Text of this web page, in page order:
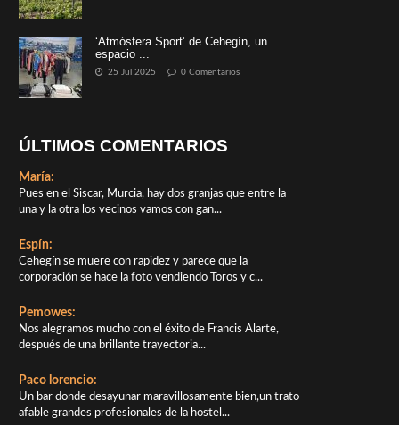
‘Atmósfera Sport’ de Cehegín, un
espacio ...
25 Jul 2025 0 Comentarios
ÚLTIMOS COMENTARIOS
María:
Pues en el Siscar, Murcia, hay dos granjas que entre la
una y la otra los vecinos vamos con gan...
Espín:
Cehegín se muere con rapidez y parece que la
corporación se hace la foto vendiendo Toros y c...
Pemowes:
Nos alegramos mucho con el éxito de Francis Alarte,
después de una brillante trayectoria...
Paco lorencio:
Un bar donde desayunar maravillosamente bien,un trato
afable grandes profesionales de la hostel...